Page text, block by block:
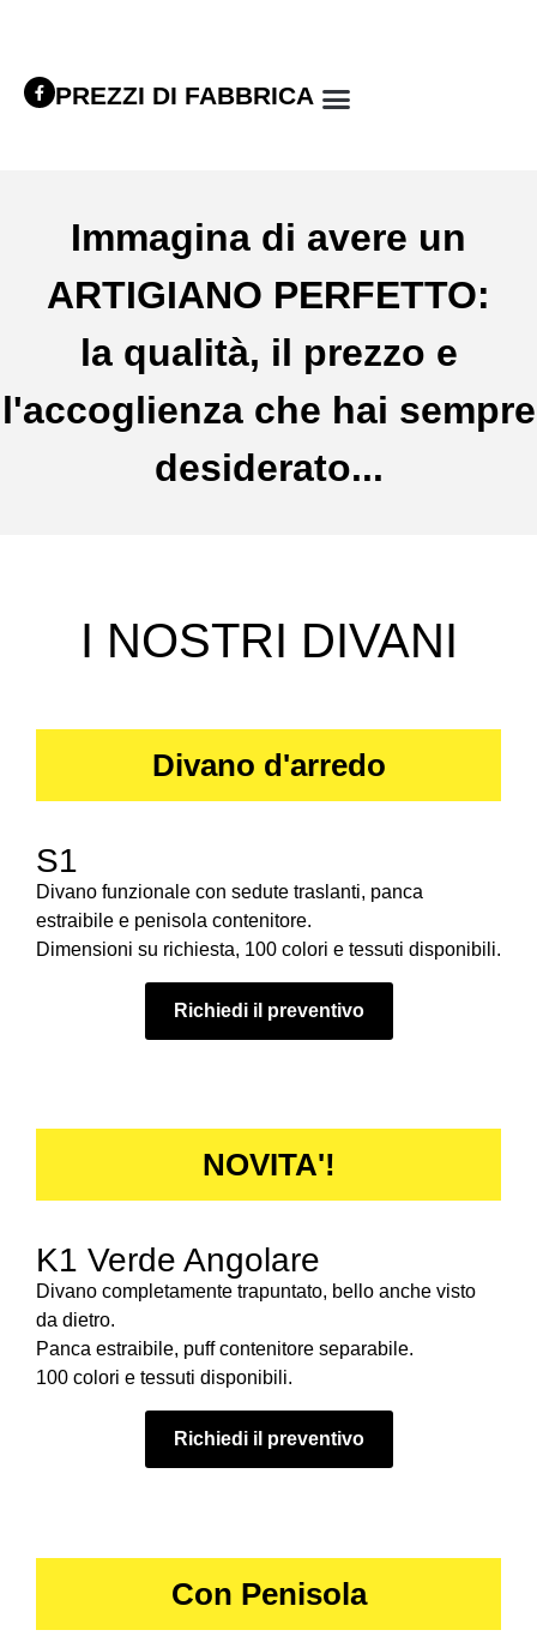
PREZZI DI FABBRICA
Immagina di avere un
ARTIGIANO PERFETTO:
la qualità, il prezzo e
l'accoglienza che hai sempre
desiderato...
I NOSTRI DIVANI
Divano d'arredo
S1
Divano funzionale con sedute traslanti, panca
estraibile e penisola contenitore.
Dimensioni su richiesta, 100 colori e tessuti disponibili.
Richiedi il preventivo
NOVITA'!
K1 Verde Angolare
Divano completamente trapuntato, bello anche visto
da dietro.
Panca estraibile, puff contenitore separabile.
100 colori e tessuti disponibili.
Richiedi il preventivo
Con Penisola